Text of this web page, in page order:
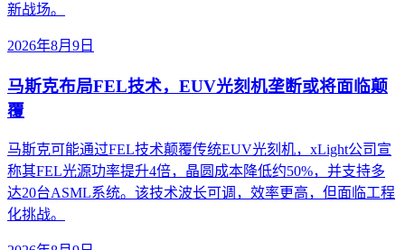
新战场。
2026年8月9日
马斯克布局FEL技术，EUV光刻机垄断或将面临颠
覆
马斯克可能通过FEL技术颠覆传统EUV光刻机，xLight公司宣
称其FEL光源功率提升4倍，晶圆成本降低约50%，并支持多
达20台ASML系统。该技术波长可调，效率更高，但面临工程
化挑战。